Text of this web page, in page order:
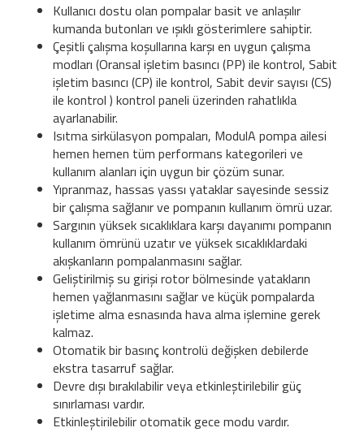
Kullanıcı dostu olan pompalar basit ve anlaşılır
kumanda butonları ve ışıklı gösterimlere sahiptir.
Çeşitli çalışma koşullarına karşı en uygun çalışma
modları (Oransal işletim basıncı (PP) ile kontrol, Sabit
işletim basıncı (CP) ile kontrol, Sabit devir sayısı (CS)
ile kontrol ) kontrol paneli üzerinden rahatlıkla
ayarlanabilir.
Isıtma sirkülasyon pompaları, ModulA pompa ailesi
hemen hemen tüm performans kategorileri ve
kullanım alanları için uygun bir çözüm sunar.
Yıpranmaz, hassas yassı yataklar sayesinde sessiz
bir çalışma sağlanır ve pompanın kullanım ömrü uzar.
Sargının yüksek sıcaklıklara karşı dayanımı pompanın
kullanım ömrünü uzatır ve yüksek sıcaklıklardaki
akışkanların pompalanmasını sağlar.
Geliştirilmiş su girişi rotor bölmesinde yatakların
hemen yağlanmasını sağlar ve küçük pompalarda
işletime alma esnasında hava alma işlemine gerek
kalmaz.
Otomatik bir basınç kontrolü değişken debilerde
ekstra tasarruf sağlar.
Devre dışı bırakılabilir veya etkinleştirilebilir güç
sınırlaması vardır.
Etkinleştirilebilir otomatik gece modu vardır.